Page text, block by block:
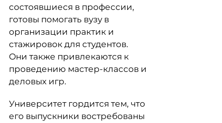
состоявшиеся в профессии,
готовы помогать вузу в
организации практик и
стажировок для студентов.
Они также привлекаются к
проведению мастер-классов и
деловых игр.
Университет гордится тем, что
его выпускники востребованы